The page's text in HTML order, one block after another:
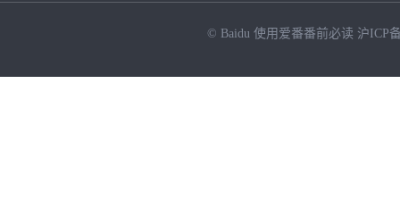
© Baidu 使用爱番番前必读 沪ICP